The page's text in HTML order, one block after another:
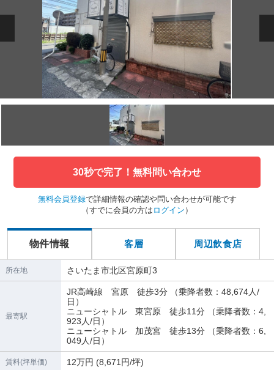
30秒で完了！無料問い合わせ
無料会員登録で詳細情報の確認や問い合わせが可能です
（すでに会員の方は ログイン ）
物件情報 客層 周辺飲食店
所在地 さいたま市北区宮原町3
最寄駅
JR高崎線 宮原 徒歩3分 （乗降者数：48,674人/
日）
ニューシャトル 東宮原 徒歩11分 （乗降者数：4,
923人/日）
ニューシャトル 加茂宮 徒歩13分 （乗降者数：6,
049人/日）
賃料(坪単価) 12万円 (8,671円/坪)